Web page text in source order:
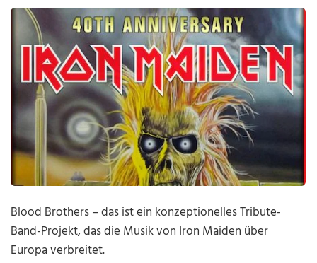
Blood Brothers – das ist ein konzeptionelles Tribute-
Band-Projekt, das die Musik von Iron Maiden über
Europa verbreitet.